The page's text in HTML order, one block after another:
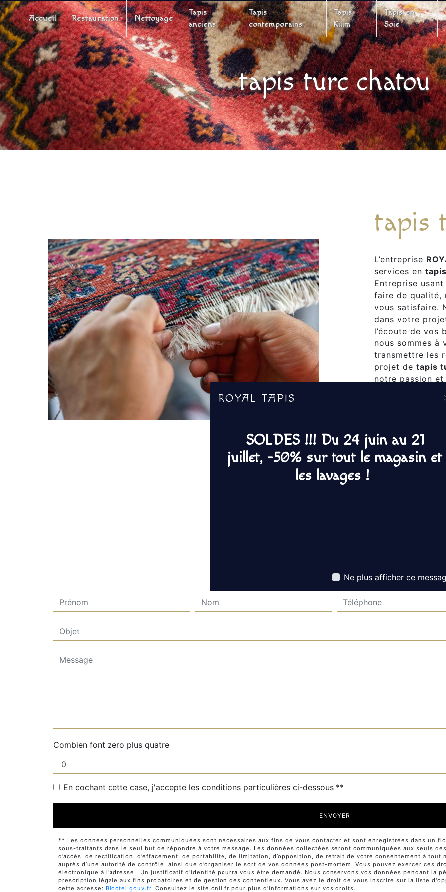
ROYAL TAPIS
SOLDES !!! Du 24 juin au 21
juillet, -50% sur tout le magasin et
les lavages !
Ne plus afficher ce
Accueil Restauration Nettoyage
Tapis
anciens
Tapis
contemporains
Tapis
Kilim
Tapis en
Soie
tapis turc chatou
tapis
L’entreprise
services en
Entreprise usant
faire de qualité,
vous satisfaire.
dans votre
l’écoute de vos
nous sommes à
transmettre les
projet de tapis
notre passion
équipe est
rigueur.
Combien font zero plus quatre
En cochant cette case, j'accepte les conditions particulières ci-dessous **
ENVOYER
** Les données personnelles communiquées sont nécessaires aux fins de vous contacter et sont enregistrées dans un
sous-traitants dans le seul but de répondre à votre message. Les données collectées seront communiquées aux seuls
d’accès, de rectification, d’effacement, de portabilité, de limitation, d’opposition, de retrait de votre consentement à tout
auprès d’une autorité de contrôle, ainsi que d’organiser le sort de vos données post-mortem. Vous pouvez exercer ces
électronique à l'adresse . Un justificatif d'identité pourra vous être demandé. Nous conservons vos données pendant la
prescription légale aux fins probatoires et de gestion des contentieux. Vous avez le droit de vous inscrire sur la liste
cette adresse: Bloctel.gouv.fr. Consultez le site cnil.fr pour plus d’informations sur vos droits.
Panneau de gestion des cookies